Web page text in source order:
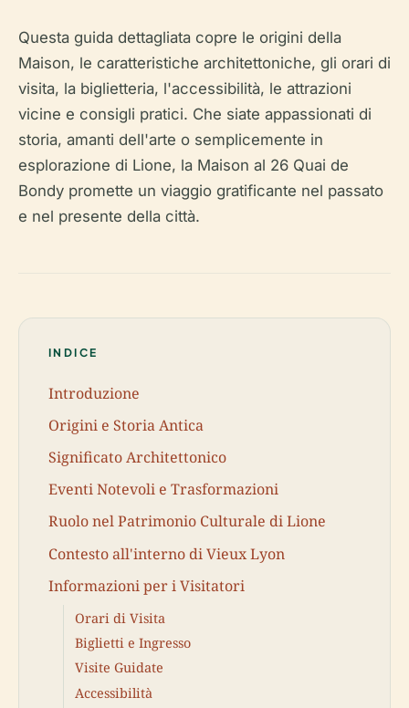
Questa guida dettagliata copre le origini della
Maison, le caratteristiche architettoniche, gli orari di
visita, la biglietteria, l'accessibilità, le attrazioni
vicine e consigli pratici. Che siate appassionati di
storia, amanti dell'arte o semplicemente in
esplorazione di Lione, la Maison al 26 Quai de
Bondy promette un viaggio gratificante nel passato
e nel presente della città.
INDICE
Introduzione
Origini e Storia Antica
Significato Architettonico
Eventi Notevoli e Trasformazioni
Ruolo nel Patrimonio Culturale di Lione
Contesto all'interno di Vieux Lyon
Informazioni per i Visitatori
Orari di Visita
Biglietti e Ingresso
Visite Guidate
Accessibilità